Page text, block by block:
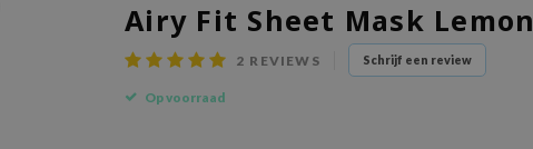
Airy Fit Sheet Mask Lemon
2 REVIEWS Schrijf een review
Op voorraad